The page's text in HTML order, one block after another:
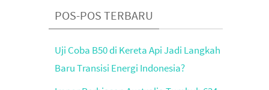
POS-POS TERBARU
Uji Coba B50 di Kereta Api Jadi Langkah
Baru Transisi Energi Indonesia?